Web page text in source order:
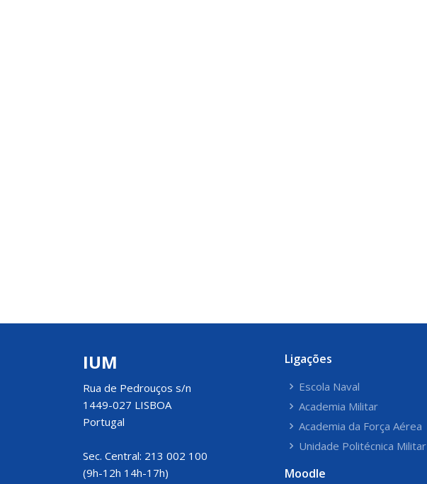
IUM
Rua de Pedrouços s/n
1449-027 LISBOA
Portugal
Sec. Central: 213 002 100
(9h-12h 14h-17h)
Ligações
Escola Naval
Academia Militar
Academia da Força Aérea
Unidade Politécnica Militar
Moodle